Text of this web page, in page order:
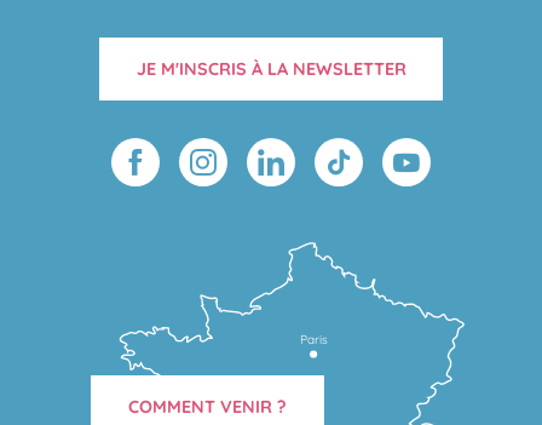
JE M'INSCRIS À LA NEWSLETTER
Paris
COMMENT VENIR ?